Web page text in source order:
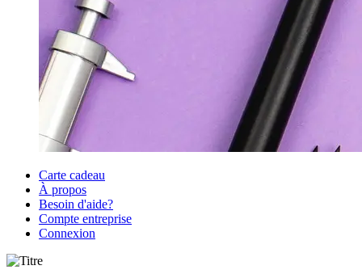
Carte cadeau
À propos
Besoin d'aide?
Compte entreprise
Connexion